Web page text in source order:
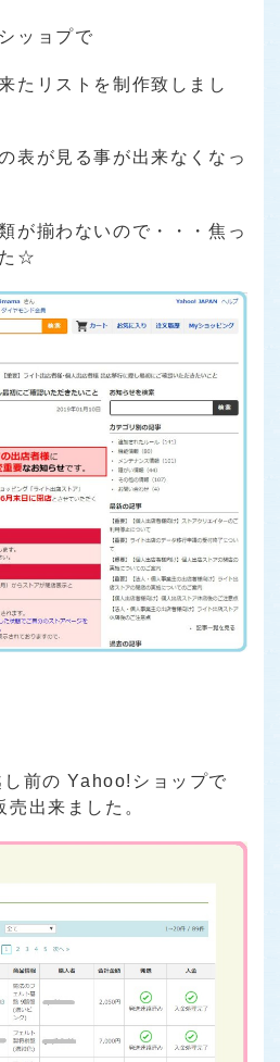
ッョプで
たリストを制作致しまし
表が見る事が出来なくなっ
が揃わないので・・・焦っ
☆
前の Yahoo!ショップで
出来ました。